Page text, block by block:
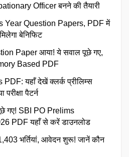
Officer बनने की तैयारी
Year Question Papers, PDF में
बेनिफिट
Paper आया! ये सवाल पूछे गए,
Based PDF
यहाँ देखें क्लर्क प्रीलिम्स
पैटर्न
गए! SBI PO Prelims
PDF यहाँ से करें डाउनलोड
भर्तियां, आवेदन शुरू! जानें कौन